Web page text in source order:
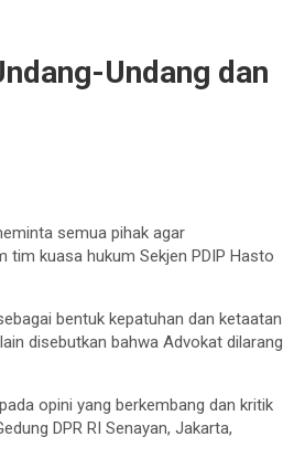
Undang dan
semua pihak agar
tim kuasa hukum Sekjen PDIP Hasto
bentuk kepatuhan dan ketaatan
disebutkan bahwa Advokat dilarang
opini yang berkembang dan kritik
DPR RI Senayan, Jakarta,